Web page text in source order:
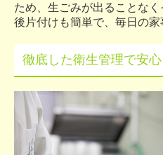
ため、生ごみが出ることなく
後片付けも簡単で、毎日の家
徹底した衛生管理で安